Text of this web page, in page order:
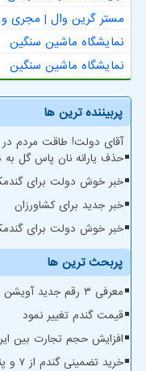
مستر گرین وال | مجری و
نمایشگاه ماشین سنگین
نمایشگاه ماشین سنگین
پربیننده ترین ها
آقای دولت! طاقت مردم در
حذف یارانه نان پاس گل
خبر خوش دولت برای
خبر جدید برای کشاورزان
خبر خوش دولت برای
پربحث ترین ها
معرفی ۳ رقم جدید آویشن
قیمت گندم تغییر نمود
افزایش حجم تجارت بین ایران و
خرید تضمینی گندم از ۷ و پنج دهم میلیون تن گذشت